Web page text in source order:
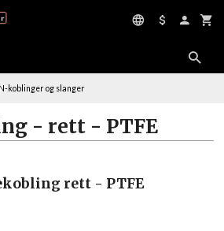
koblinger og slanger
- rett - PTFE
rett - PTFE